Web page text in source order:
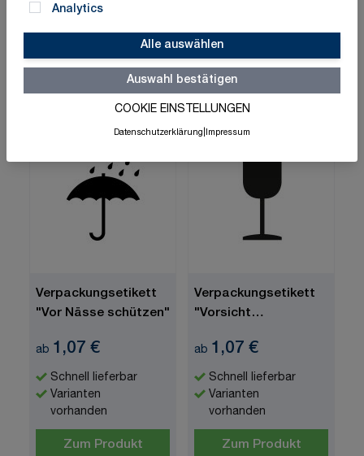
Analytics
Alle auswählen
Auswahl bestätigen
COOKIE EINSTELLUNGEN
Datenschutzerklärung Impressum
Schnell lieferbar
Zum Produkt
vorhanden
Zum Produkt
Verpackungsetikett
"Vor Nässe schützen"
ab 1,07 €
Schnell lieferbar
Varianten
vorhanden
Zum Produkt
Verpackungsetikett
"Vorsicht
ab 1,07 €
Schnell lieferbar
Varianten
vorhanden
Zum Produkt